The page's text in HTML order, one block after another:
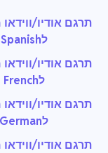
לSpanish
לFrench
לGerman